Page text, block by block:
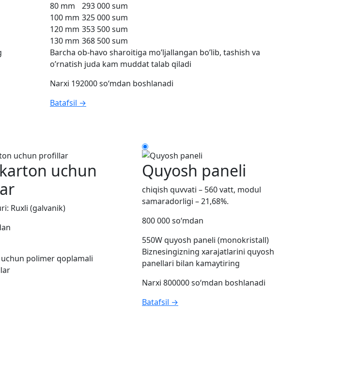
80 mm
293 000 sum
100 mm 325 000 sum
120 mm 353 500 sum
130 mm 368 500 sum
Barcha ob-havo sharoitiga mo’ljallangan bo’lib, tashish va
o’rnatish juda kam muddat talab qiladi
Narxi 192000 so‘mdan boshlanadi
Batafsil →
uchun
Ruxli (galvanik)
polimer qoplamali
Quyosh paneli
chiqish quvvati – 560 vatt, modul
samaradorligi – 21,68%.
800 000 so‘mdan
550W quyosh paneli (monokristall)
Biznesingizning xarajatlarini quyosh
panellari bilan kamaytiring
Narxi 800000 so‘mdan boshlanadi
Batafsil →